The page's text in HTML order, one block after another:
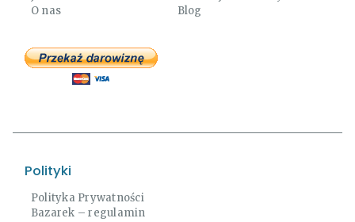
O nas
Blog
Polityki
Polityka Prywatności
Bazarek – regulamin